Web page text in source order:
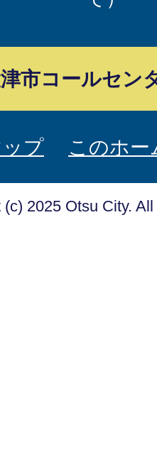
市コールセン
プ このホ
(c) 2025 Otsu City.